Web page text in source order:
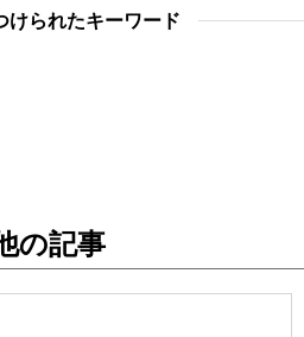
けられたキーワード
の記事